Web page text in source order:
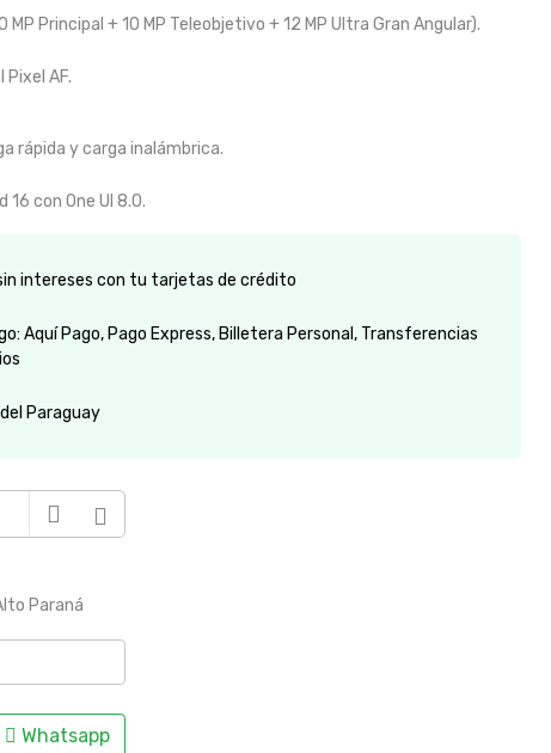
MP Principal + 10 MP Teleobjetivo + 12 MP Ultra Gran Angular).
Pixel AF.
rápida y carga inalámbrica.
16 con One UI 8.0.
intereses con tu tarjetas de crédito
Aquí Pago, Pago Express, Billetera Personal, Transferencias
Paraguay
Paraná
Whatsapp